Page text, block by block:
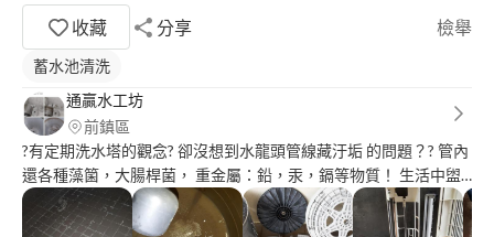
收藏
分享 檢舉
蓄水池清洗
通贏水工坊
前鎮區
?有定期洗水塔的觀念? 卻沒想到水龍頭管線藏汙垢 的問題？? 管內
還各種藻箘，大腸桿菌， 重金屬：鉛，汞，鎘等物質！ 生活中盥
洗，沐浴，清洗食物， 等等用水占七成以上，我們卻忽略水管裡
的清潔！? 高週波清洗讓我們用水更安心? 高雄 台南 屏東 預約專